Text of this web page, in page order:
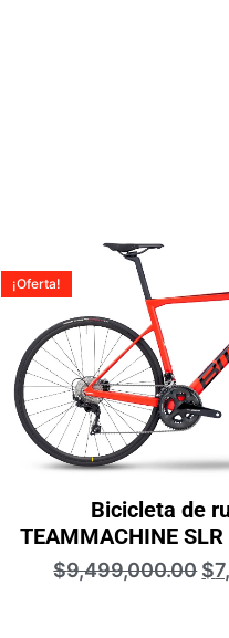
¡Oferta!
Bicicleta de
TEAMMACHINE
$9,499,000.00 $